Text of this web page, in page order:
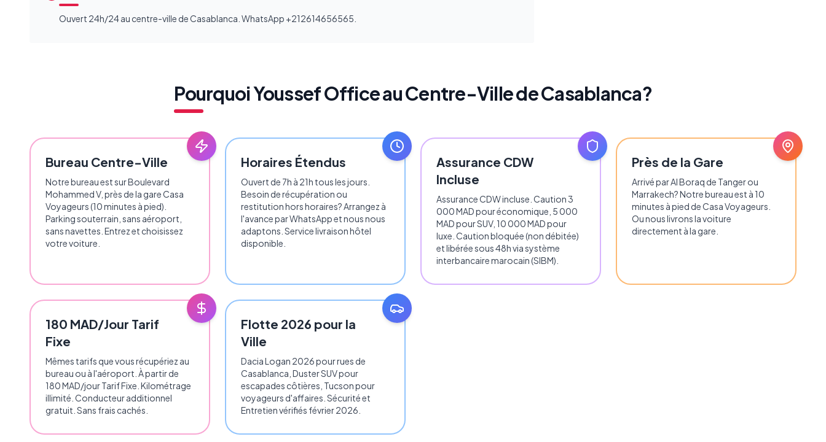
Ouvert 24h/24 au centre-ville de Casablanca. WhatsApp +212614656565.
Pourquoi Youssef Office au Centre-Ville de Casablanca?
Bureau Centre-Ville
Notre bureau est sur Boulevard
Mohammed V, près de la gare Casa
Voyageurs (10 minutes à pied).
Parking souterrain, sans aéroport,
sans navettes. Entrez et choisissez
votre voiture.
Horaires Étendus
Ouvert de 7h à 21h tous les jours.
Besoin de récupération ou
restitution hors horaires? Arrangez à
l'avance par WhatsApp et nous nous
adaptons. Service livraison hôtel
disponible.
Assurance CDW
Incluse
Assurance CDW incluse. Caution 3
000 MAD pour économique, 5 000
MAD pour SUV, 10 000 MAD pour
luxe. Caution bloquée (non débitée)
et libérée sous 48h via système
interbancaire marocain (SIBM).
Près de la Gare
Arrivé par Al Boraq de Tanger ou
Marrakech? Notre bureau est à 10
minutes à pied de Casa Voyageurs.
Ou nous livrons la voiture
directement à la gare.
180 MAD/Jour Tarif
Fixe
Mêmes tarifs que vous récupériez au
bureau ou à l'aéroport. À partir de
180 MAD/jour Tarif Fixe. Kilométrage
illimité. Conducteur additionnel
gratuit. Sans frais cachés.
Flotte 2026 pour la
Ville
Dacia Logan 2026 pour rues de
Casablanca, Duster SUV pour
escapades côtières, Tucson pour
voyageurs d'affaires. Sécurité et
Entretien vérifiés février 2026.